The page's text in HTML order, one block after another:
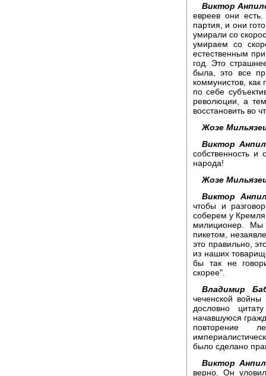
Виктор
евреев они
партия, и они
умирали со
умираем со
естественным
год. Это
была, это все
коммунистов, как
по себе
революции, а
восстановить во
Жозе
Виктор
собственность и
народа!
Жозе
Виктор
чтобы и
соберем у Кремля
милиционер. Мы
пикетом,
это правильно,
из наших
бы так не
скорее".
Владимир
чеченской
дословно
начавшуюся
повторение
было сделано
Виктор
верно. Он